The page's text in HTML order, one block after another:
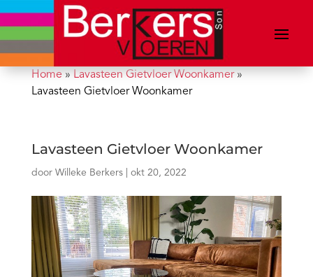
Home» Lavasteen Gietvloer Woonkamer»
Lavasteen Gietvloer Woonkamer
Lavasteen Gietvloer Woonkamer
door Willeke Berkers| okt 20, 2022